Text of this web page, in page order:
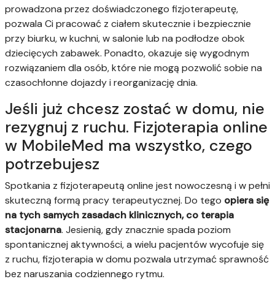
prowadzona przez doświadczonego fizjoterapeutę,
pozwala Ci pracować z ciałem skutecznie i bezpiecznie
przy biurku, w kuchni, w salonie lub na podłodze obok
dziecięcych zabawek. Ponadto, okazuje się wygodnym
rozwiązaniem dla osób, które nie mogą pozwolić sobie na
czasochłonne dojazdy i reorganizację dnia.
Jeśli już chcesz zostać w domu, nie
rezygnuj z ruchu. Fizjoterapia online
w MobileMed ma wszystko, czego
potrzebujesz
Spotkania z fizjoterapeutą online jest nowoczesną i w pełni
skuteczną formą pracy terapeutycznej. Do tego opiera się
na tych samych zasadach klinicznych, co terapia
stacjonarna. Jesienią, gdy znacznie spada poziom
spontanicznej aktywności, a wielu pacjentów wycofuje się
z ruchu, fizjoterapia w domu pozwala utrzymać sprawność
bez naruszania codziennego rytmu.